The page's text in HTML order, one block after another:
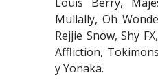
Mullally, Oh
Rejjie Snow, Shy
Affliction,
y Yonaka.